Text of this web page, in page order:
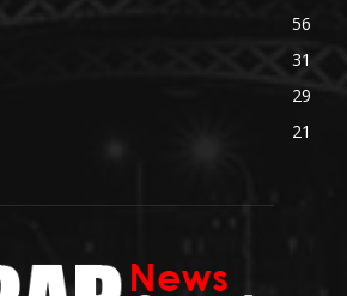
56
31
29
21